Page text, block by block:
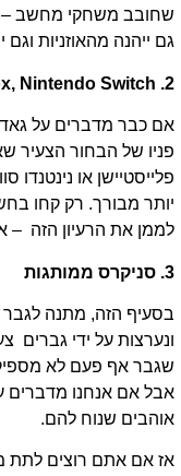
שחובב משחקי מחשב –
גם ייהנה מהאוזניות
2. Xbox, Nintendo Switch או PlayStation
אם כבר מדברים על
פניו של הבחור הצעיר
פלייסטיישן או
יותר מבורך. רק קחו
לממן את הרעיון הזה –
3. סניקרס ממותגות
בסעיף הזה, מתנה לגבר
ונערצות על ידי גברים
שגבר אף פעם לא מספיק
אוהבים שנוח להם.
אז אם אתם רוצים לתת